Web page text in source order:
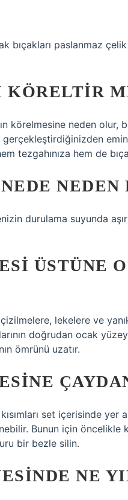
bıçakları paslanmaz
KÖRELTIR
körelmesine neden olur,
tezgahınıza hem de
NEDEN
durulama suyunda
ÜSTÜNE
lekelere ve
doğrudan ocak
ömrünü uzatır.
set içerisinde yer
Bunun için
bir bezle silin.
NE